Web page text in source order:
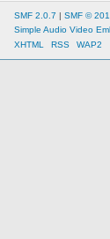
SMF 2.0.7 | SMF ©
Simple Audio Video
XHTML
RSS WAP2